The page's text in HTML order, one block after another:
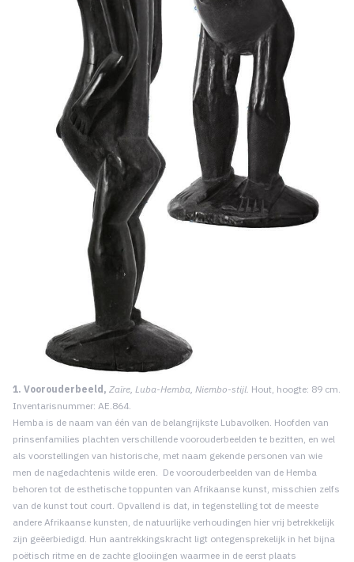
1. Voorouderbeeld, Zaïre, Luba-Hemba, Niembo-stijl. Hout, hoogte: 89 cm.
Inventarisnummer: AE.864.
Hemba is de naam van één van de belangrijkste Lubavolken. Hoofden van
prinsenfamilies plachten verschillende voorouderbeelden te bezitten, en wel
als voorstellingen van historische, met naam gekende personen van wie
men de nagedachtenis wilde eren. De voorouderbeelden van de Hemba
behoren tot de esthetische toppunten van Afrikaanse kunst, misschien zelfs
van de kunst tout court. Opvallend is dat, in tegenstelling tot de meeste
andere Afrikaanse kunsten, de natuurlijke verhoudingen hier vrij betrekkelijk
zijn geëerbiedigd. Hun aantrekkingskracht ligt ontegensprekelijk in het bijna
poëtisch ritme en de zachte glooiingen waarmee in de eerst plaats